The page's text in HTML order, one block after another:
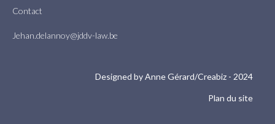
Contact
Jehan.delannoy@jddv-law.be
Designed byAnne Gérard/Creabiz - 2024
Plan du site